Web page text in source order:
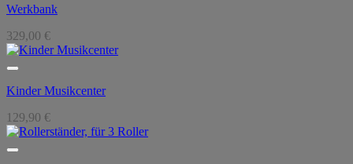
Werkbank
329,00 €
Kinder Musikcenter
129,90 €